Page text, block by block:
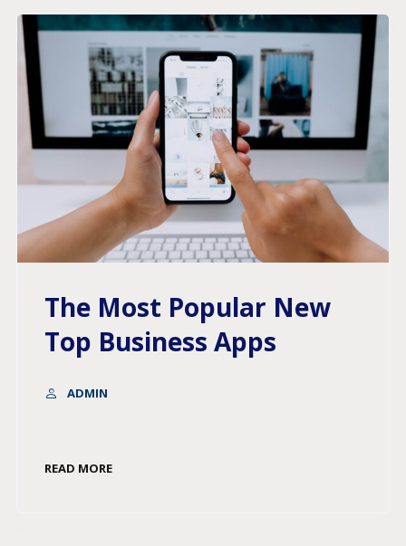
The Most Popular New
Top Business Apps
ADMIN
READ MORE